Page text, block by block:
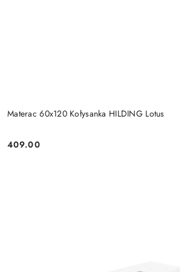
Materac 60x120 Kołysanka HILDING Lotus
Cena:
409.00